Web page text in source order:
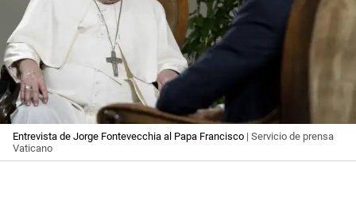
Entrevista de Jorge Fontevecchia al Papa Francisco | Servicio de prensa
Vaticano